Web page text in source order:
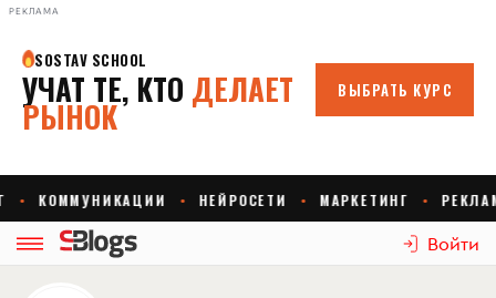
РЕКЛАМА
Войти